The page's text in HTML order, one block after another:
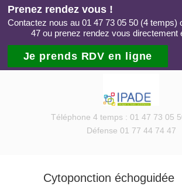
Téléphone 4 temps : 01 47 73 05
Défense 01 77 44 74 47
Cytoponction échoguidée
Prenez rendez vous !
Contactez nous au 01 47 73 05 50 (4 temps)
47 ou prenez rendez vous directement
Je prends RDV en ligne